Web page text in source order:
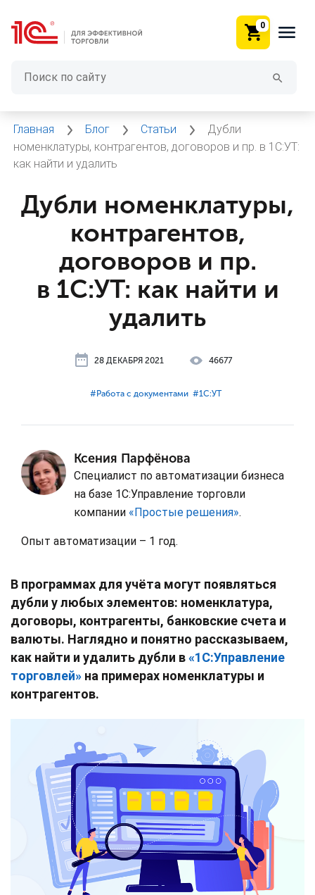
0
Главная Блог Статьи
Дубли
номенклатуры, контрагентов, договоров и пр. в 1С:УТ:
как найти и удалить
Дубли номенклатуры,
контрагентов,
договоров и пр.
в 1С:УТ: как найти и
удалить
28 ДЕКАБРЯ 2021 46677
#⁣Работа с документами #⁣1С:УТ
Ксения Парфёнова
Специалист по автоматизации бизнеса
на базе 1С:Управление торговли
компании «Простые решения».
Опыт автоматизации – 1 год.
В программах для учёта могут появляться
дубли у любых элементов: номенклатура,
договоры, контрагенты, банковские счета и
валюты. Наглядно и понятно рассказываем,
как найти и удалить дубли в«1С:Управление
торговлей» на примерах номенклатуры и
контрагентов.